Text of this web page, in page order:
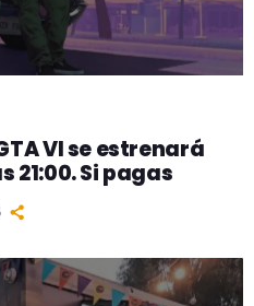
VI se estrenará
21:00. Si pagas